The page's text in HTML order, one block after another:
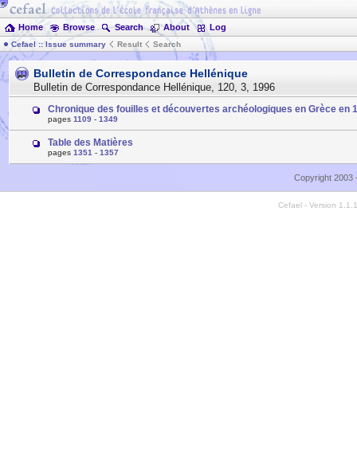
Home Browse Search About Log
Cefael :: Issue summary Result Search
Bulletin de Correspondance Hellénique
Bulletin de Correspondance Hellénique, 120, 3, 1996
Chronique des fouilles et découvertes archéologiques en Grèce en
pages 1109 - 1349
Table des Matières
pages 1351 - 1357
Copyright 2003
Cefael - Version